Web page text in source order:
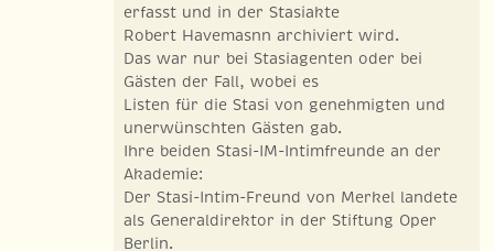
erfasst und in der Stasiakte
Robert Havemasnn archiviert wird.
Das war nur bei Stasiagenten oder bei
Gästen der Fall, wobei es
Listen für die Stasi von genehmigten und
unerwünschten Gästen gab.
Ihre beiden Stasi-IM-Intimfreunde an der
Akademie:
Der Stasi-Intim-Freund von Merkel landete
als Generaldirektor in der Stiftung Oper
Berlin.